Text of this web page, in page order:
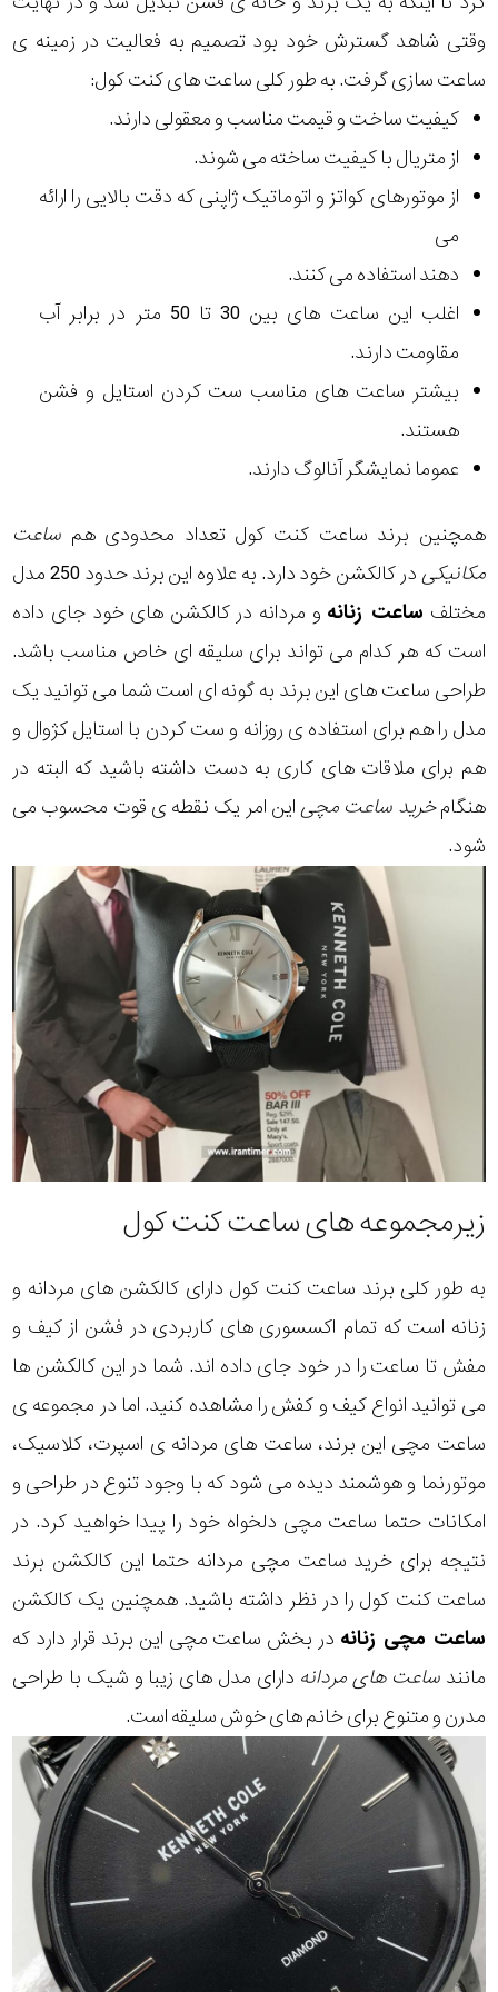
وقتی شاهد گسترش خود بود تصمیم به فعالیت در زمینه ی
ساعت سازی گرفت. به طور کلی ساعت های کنت کول:
کیفیت ساخت و قیمت مناسب و معقولی دارند.
از متریال با کیفیت ساخته می شوند.
از موتورهای کواتز و اتوماتیک ژاپنی که دقت بالایی را ارائه
می
دهند استفاده می کنند.
اغلب این ساعت های بین 30 تا 50 متر در برابر آب
مقاومت دارند.
بیشتر ساعت های مناسب ست کردن استایل و فشن
هستند.
عموما نمایشگر آنالوگ دارند.
همچنین برند ساعت کنت کول تعداد محدودی هم ساعت
مکانیکی
در کالکشن خود دارد. به علاوه این برند حدود 250 مدل
مختلف ساعت زنانه و مردانه در کالکشن های خود جای داده
است که هر کدام می تواند برای سلیقه ای خاص مناسب باشد.
طراحی ساعت های این برند به گونه ای است شما می توانید یک
مدل را هم برای استفاده ی روزانه و ست کردن با استایل کژوال و
هم برای ملاقات های کاری به دست داشته باشید که البته در
هنگامخرید ساعت مچیاین امر یک نقطه ی قوت محسوب می
شود.
زیرمجموعه های ساعت کنت کول
به طور کلی برند ساعت کنت کول دارای کالکشن های مردانه و
زنانه است که تمام اکسسوری های کاربردی در فشن از کیف و
مفش تا ساعت را در خود جای داده اند. شما در این کالکشن ها
می توانید انواع کیف و کفش را مشاهده کنید. اما در مجموعه ی
ساعت مچی این برند، ساعت های مردانه ی اسپرت، کلاسیک،
موتورنما و هوشمند دیده می شود که با وجود تنوع در طراحی و
امکانات حتما ساعت مچی دلخواه خود را پیدا خواهید کرد. در
نتیجه برای خرید ساعت مچی مردانه حتما این کالکشن برند
ساعت کنت کول را در نظر داشته باشید. همچنین یک کالکشن
ساعت مچی زنانه در بخش ساعت مچی این برند قرار دارد که
مانند ساعت های مردانه دارای مدل های زیبا و شیک با طراحی
مدرن و متنوع برای خانم های خوش سلیقه است.